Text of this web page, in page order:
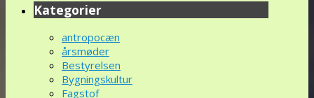
Kategorier
antropocæn
årsmøder
Bestyrelsen
Bygningskultur
Fagstof